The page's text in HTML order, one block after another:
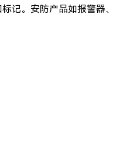
记。安防产品如报警器